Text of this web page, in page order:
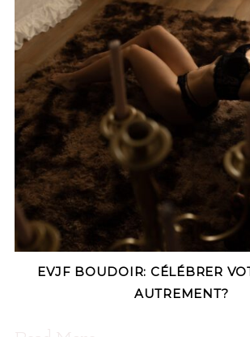
EVJF BOUDOIR: CÉLÉBRER
AUTREMENT?